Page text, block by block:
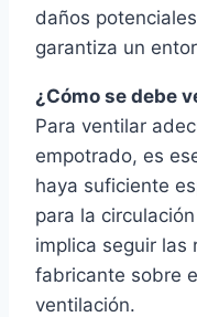
daños
garantiza un
¿Cómo se debe
Para ventilar
empotrado, es
haya suficiente
para la
implica seguir las
fabricante sobre
ventilación.